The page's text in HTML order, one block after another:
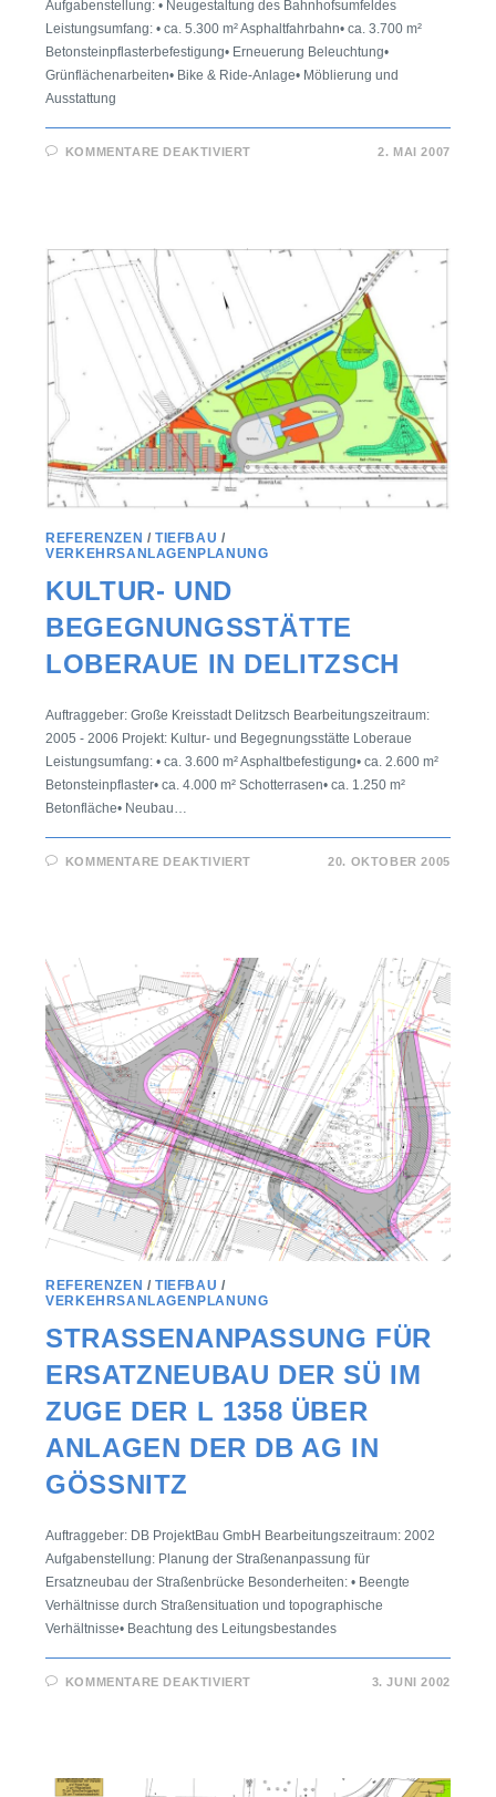
Aufgabenstellung: • Neugestaltung des Bahnhofsumfeldes
Leistungsumfang: • ca. 5.300 m² Asphaltfahrbahn• ca. 3.700 m²
Betonsteinpflasterbefestigung• Erneuerung Beleuchtung•
Grünflächenarbeiten• Bike & Ride-Anlage• Möblierung und
Ausstattung
KOMMENTARE DEAKTIVIERT 2. MAI 2007
REFERENZEN /TIEFBAU /
VERKEHRSANLAGENPLANUNG
KULTUR- UND
BEGEGNUNGSSTÄTTE
LOBERAUE IN DELITZSCH
Auftraggeber: Große Kreisstadt Delitzsch Bearbeitungszeitraum:
2005 - 2006 Projekt: Kultur- und Begegnungsstätte Loberaue
Leistungsumfang: • ca. 3.600 m² Asphaltbefestigung• ca. 2.600 m²
Betonsteinpflaster• ca. 4.000 m² Schotterrasen• ca. 1.250 m²
Betonfläche• Neubau…
KOMMENTARE DEAKTIVIERT 20. OKTOBER 2005
REFERENZEN /TIEFBAU /
VERKEHRSANLAGENPLANUNG
STRASSENANPASSUNG FÜR E
RSATZNEUBAU DER SÜ IM Z
UGE DER L 1358 ÜBER A
NLAGEN DER DB AG IN G
ÖSSNITZ
Auftraggeber: DB ProjektBau GmbH Bearbeitungszeitraum: 2002
Aufgabenstellung: Planung der Straßenanpassung für
Ersatzneubau der Straßenbrücke Besonderheiten: • Beengte
Verhältnisse durch Straßensituation und topographische
Verhältnisse• Beachtung des Leitungsbestandes
KOMMENTARE DEAKTIVIERT 3. JUNI 2002